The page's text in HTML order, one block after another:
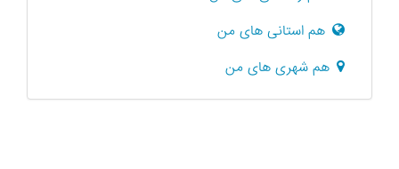
هم استانی های من
هم شهری های من